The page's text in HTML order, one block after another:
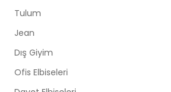
Tulum
Jean
Dış Giyim
Ofis Elbiseleri